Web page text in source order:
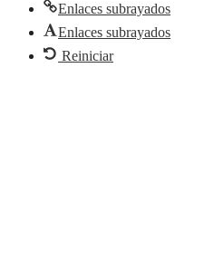
Enlaces subrayados
Enlaces subrayados
Reiniciar